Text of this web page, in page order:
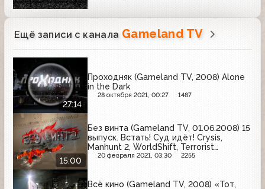
Ещё записи с канала Gameland TV
27:14
Проходняк (Gameland TV, 2008) Alone
in the Dark
28 октября 2021, 00:27 1487
15:00
Без винта (Gameland TV, 01.06.2008) 15
выпуск. Встать! Суд идёт! Crysis,
Manhunt 2, WorldShift, Terrorist
Takedown 2
20 февраля 2021, 03:30 2255
Всё кино (Gameland TV, 2008) «Тот,